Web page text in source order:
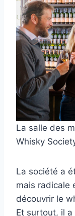
La salle des
Whisky
La société a
mais radicale
découvrir le
Et surtout, il a